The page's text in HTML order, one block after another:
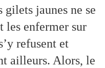
jaunes ne se
les enfermer sur
refusent et
ailleurs. Alors, le